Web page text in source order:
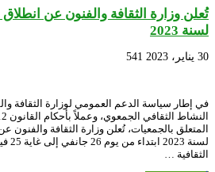
تُعلن وزارة الثقافة والفنون عن
لسنة 2023
30 يناير، 2023 541
في إطار سياسة الدعم العمومي لوزارة الثقافة
المتعلق بالجمعيات، تُعلن وزارة الثقافة والفنون
الثقافية …